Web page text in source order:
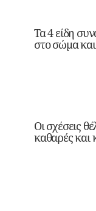
Τα 4 είδη
στο σώμα
Οι σχέσεις
καθαρές και